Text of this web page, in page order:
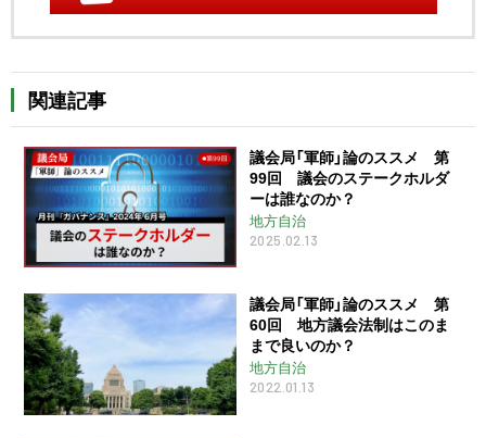
関連記事
議会局「軍師」論のススメ 第
99回 議会のステークホルダ
ーは誰なのか？
地方自治
2025.02.13
議会局「軍師」論のススメ 第
60回 地方議会法制はこのま
まで良いのか？
地方自治
2022.01.13